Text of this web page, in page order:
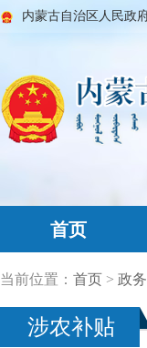
内蒙古自治区人民政
首页
当前位置： 首页 > 政
涉农补贴